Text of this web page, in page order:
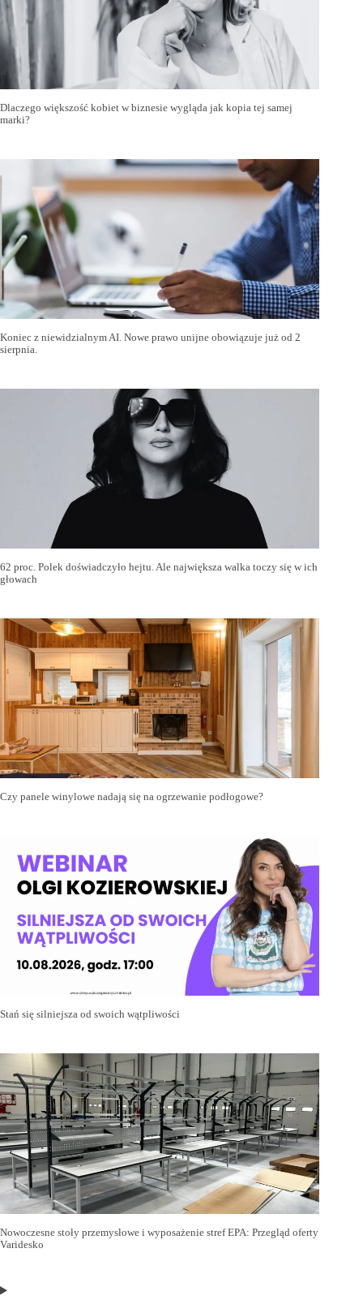
Dlaczego większość kobiet w biznesie wygląda jak kopia tej samej
marki?
Koniec z niewidzialnym AI. Nowe prawo unijne obowiązuje już od 2
sierpnia.
62 proc. Polek doświadczyło hejtu. Ale największa walka toczy się w ich
głowach
Czy panele winylowe nadają się na ogrzewanie podłogowe?
Stań się silniejsza od swoich wątpliwości
Nowoczesne stoły przemysłowe i wyposażenie stref EPA: Przegląd oferty
Varidesko